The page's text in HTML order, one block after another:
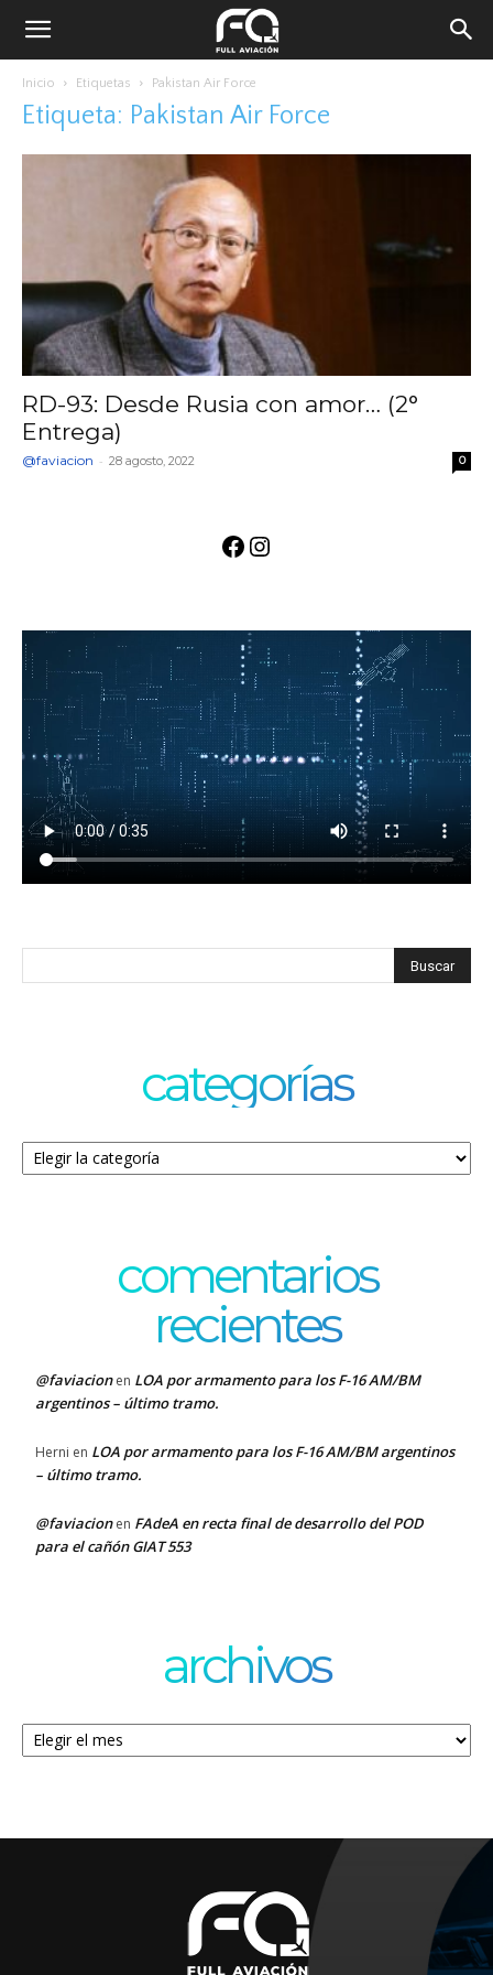
Inicio Etiquetas Pakistan Air Force
Etiqueta: Pakistan Air Force
RD-93: Desde Rusia con amor… (2°
Entrega)
@faviacion - 28 agosto, 2022 0
Facebook
Instagram
categorías
Categorías
comentarios
recientes
@faviacionen LOA por armamento para los F-16 AM/BM
argentinos – último tramo.
Herni en LOA por armamento para los F-16 AM/BM argentinos
– último tramo.
@faviacionen FAdeA en recta final de desarrollo del POD
para el cañón GIAT 553
archivos
Archivos